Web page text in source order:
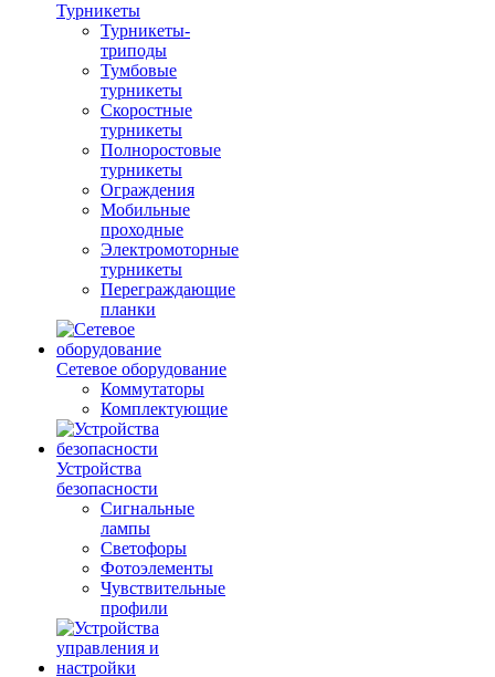
Турникеты
Турникеты-
триподы
Тумбовые
турникеты
Скоростные
турникеты
Полноростовые
турникеты
Ограждения
Мобильные
проходные
Электромоторные
турникеты
Переграждающие
планки
Сетевое оборудование
Коммутаторы
Комплектующие
Устройства
безопасности
Сигнальные
лампы
Светофоры
Фотоэлементы
Чувствительные
профили